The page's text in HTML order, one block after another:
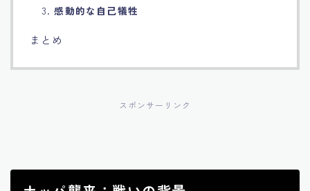
3.感動的な自己犠牲
まとめ
スポンサーリンク